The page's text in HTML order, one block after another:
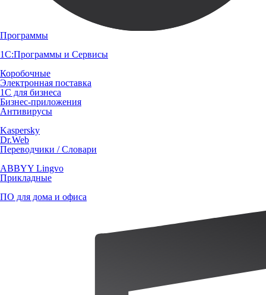
Программы
1С:Программы и Сервисы
Коробочные
Электронная поставка
1С для бизнеса
Бизнес-приложения
Антивирусы
Kaspersky
Dr.Web
Переводчики / Словари
ABBYY Lingvo
Прикладные
ПО для дома и офиса